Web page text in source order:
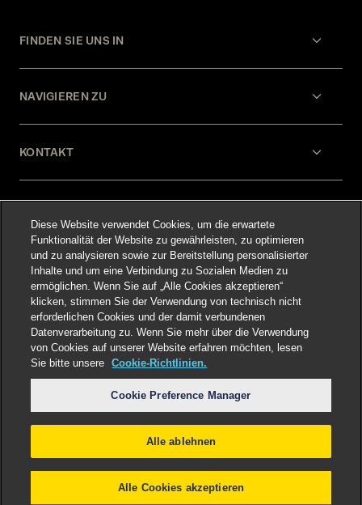
FINDEN SIE UNS IN
NAVIGIEREN ZU
KONTAKT
RECHTLICHES
Select language:
©2026Freshfields.Attorney Advertising: prior
results do not guarantee a similar outcome
Diese Website verwendet Cookies, um die erwartete
Funktionalität der Website zu gewährleisten, zu optimieren
und zu analysieren sowie zur Bereitstellung personalisierter
Inhalte und um eine Verbindung zu Sozialen Medien zu
ermöglichen. Wenn Sie auf „Alle Cookies akzeptieren“
klicken, stimmen Sie der Verwendung von technisch nicht
erforderlichen Cookies und der damit verbundenen
Datenverarbeitung zu. Wenn Sie mehr über die Verwendung
von Cookies auf unserer Website erfahren möchten, lesen
Sie bitte unsere
Cookie-Richtlinien.
Cookie Preference Manager
Alle ablehnen
Alle Cookies akzeptieren